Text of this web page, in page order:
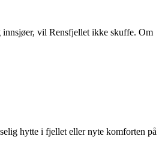
innsjøer, vil Rensfjellet ikke skuffe. Om
hytte i fjellet eller nyte komforten på